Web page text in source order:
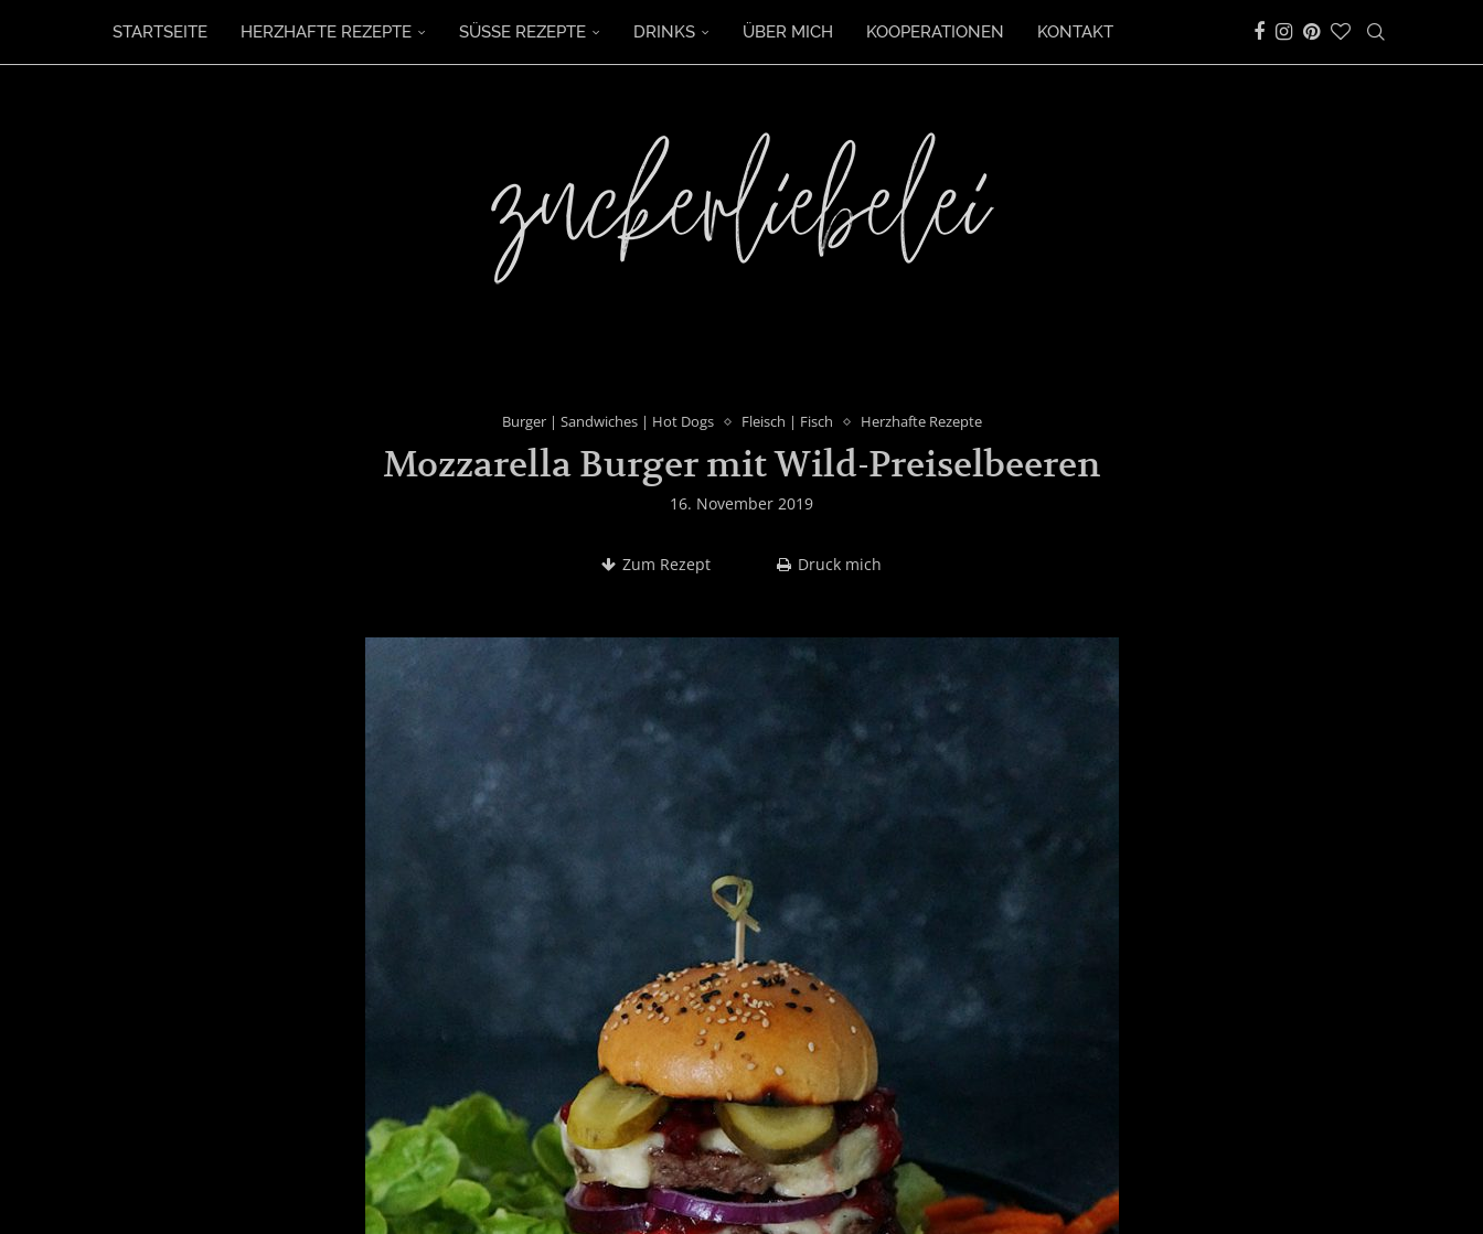
STARTSEITE HERZHAFTE REZEPTE SÜSSE REZEPTE DRINKS ÜBER MICH KOOPERATIONEN KONTAKT
Burger | Sandwiches | Hot Dogs Fleisch | Fisch Herzhafte Rezepte
Mozzarella Burger mit Wild-Preiselbeeren
16. November 2019
Zum Rezept Druck mich